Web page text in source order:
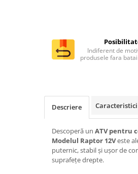
Indiferent de
produsele fara
Descriere Caracteristici
Descoperă un ATV pentru
Modelul Raptor 12Veste
puternic, stabil și ușor de
suprafețe drepte.